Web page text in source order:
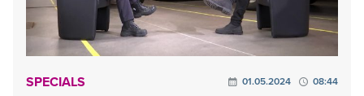
SPECIALS 01.05.2024 08:44